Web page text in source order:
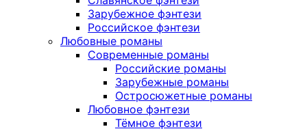
Зарубежное фэнтези
Российское фэнтези
Любовные романы
Современные романы
Российские романы
Зарубежные романы
Остросюжетные романы
Любовное фэнтези
Тёмное фэнтези